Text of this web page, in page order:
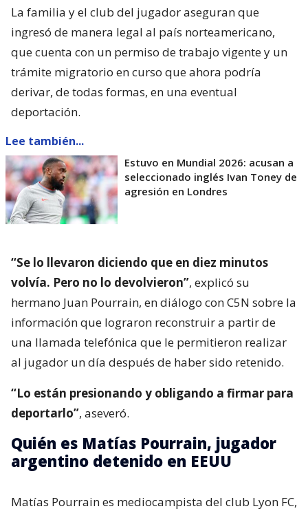
La familia y el club del jugador aseguran que
ingresó de manera legal al país norteamericano,
que cuenta con un permiso de trabajo vigente y un
trámite migratorio en curso que ahora podría
derivar, de todas formas, en una eventual
deportación.
Lee también...
Estuvo en Mundial 2026: acusan a
seleccionado inglés Ivan Toney de
agresión en Londres
“Se lo llevaron diciendo que en diez minutos
volvía. Pero no lo devolvieron”, explicó su
hermano Juan Pourrain, en diálogo con C5N sobre la
información que lograron reconstruir a partir de
una llamada telefónica que le permitieron realizar
al jugador un día después de haber sido retenido.
“Lo están presionando y obligando a firmar para
deportarlo”, aseveró.
Quién es Matías Pourrain, jugador
argentino detenido en EEUU
Matías Pourrain es mediocampista del club Lyon FC,